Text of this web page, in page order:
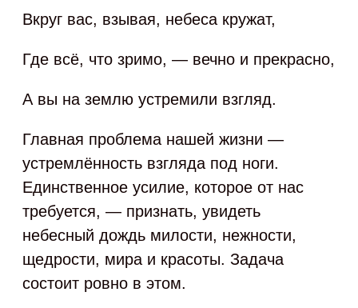
Вкруг вас, взывая, небеса кружат,
Где всё, что зримо, — вечно и прекрасно,
А вы на землю устремили взгляд.
Главная проблема нашей жизни —
устремлённость взгляда под ноги.
Единственное усилие, которое от нас
требуется, — признать, увидеть
небесный дождь милости, нежности,
щедрости, мира и красоты. Задача
состоит ровно в этом.